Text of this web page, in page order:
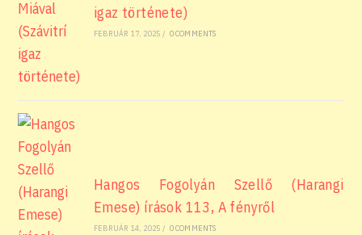
igaz története)
FEBRUÁR 17, 2025 / 0 COMMENTS
Hangos Fogolyán Szellő (Harangi
Emese) írások 113, A fényről
FEBRUÁR 14, 2025 / 0 COMMENTS